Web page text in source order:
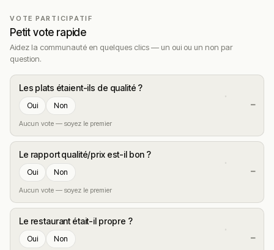
VOTE PARTICIPATIF
Petit vote rapide
Aidez la communauté en quelques clics — un oui ou un non par
question.
Les plats étaient-ils de qualité ?
Oui Non
Aucun vote — soyez le premier
—
Le rapport qualité/prix est-il bon ?
Oui Non
Aucun vote — soyez le premier
—
Le restaurant était-il propre ?
Oui Non —